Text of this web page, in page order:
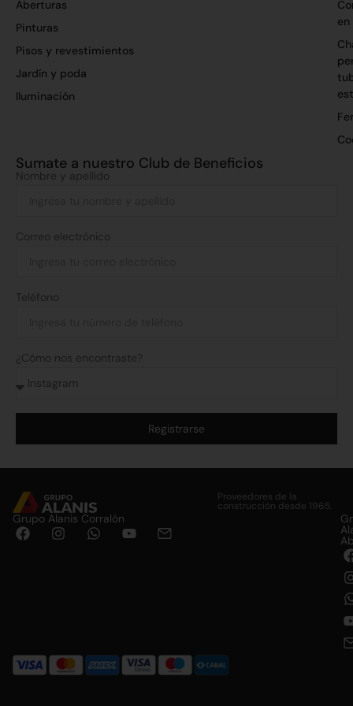
Aberturas
Pinturas
Pisos y revestimientos
Jardín y poda
Iluminación
en
Sumate a nuestro Club de Beneficios
Nombre y apellido
Correo electrónico
Teléfono
¿Cómo nos encontraste?
Registrarse
Proveedores de la
construcción desde 1965.
Grupo Alanis Corralón